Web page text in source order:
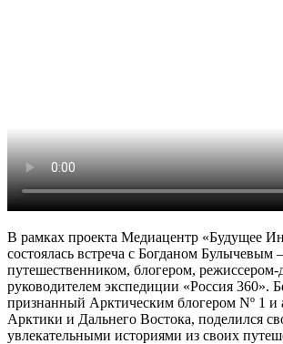
В рамках проекта Медиацентр «Будущее
состоялась встреча с Богданом Булычевым
путешественником, блогером, режиссером-
руководителем экспедиции «Россия 360».
признанный Арктическим блогером Nº 1 и
Арктики и Дальнего Востока, поделился
увлекательными историями из своих